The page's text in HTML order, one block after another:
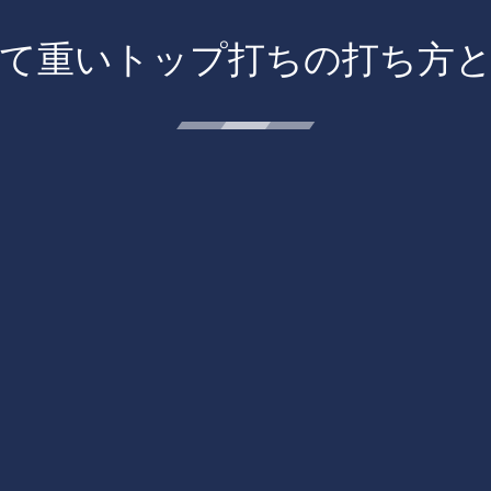
重いトップ打ちの打ち方